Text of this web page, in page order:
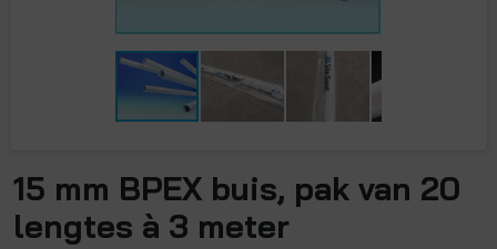
15 mm BPEX buis, pak van 20
lengtes à 3 meter